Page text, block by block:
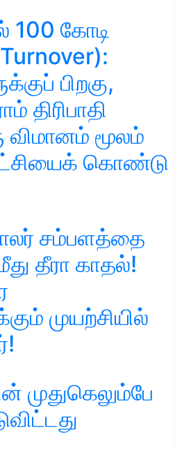
100 கோடி
பிறகு,
திரிபாதி
விமானம் மூலம்
கொண்டு
சம்பளத்தை
தீரா காதல்!
முயற்சியில்
முதுகெலும்பே